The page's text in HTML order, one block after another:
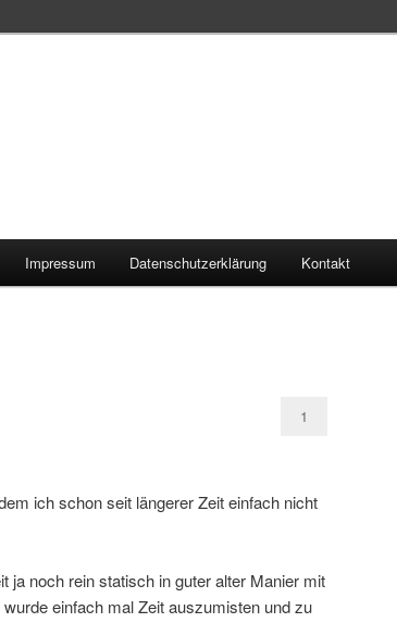
Impressum Datenschutzerklärung Kontakt
1
ich schon seit längerer Zeit einfach nicht
ja noch rein statisch in guter alter Manier mit
einfach mal Zeit auszumisten und zu